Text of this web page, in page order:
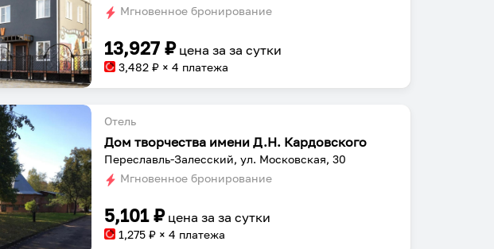
Мгновенное бронирование
13,927 ₽ цена заза сутки
3,482 ₽ × 4 платежа
Отель
Дом творчества имени Д.Н. Кардовского
Переславль-Залесский, ул. Московская, 30
Мгновенное бронирование
5,101₽ цена заза сутки
1,275 ₽ × 4 платежа